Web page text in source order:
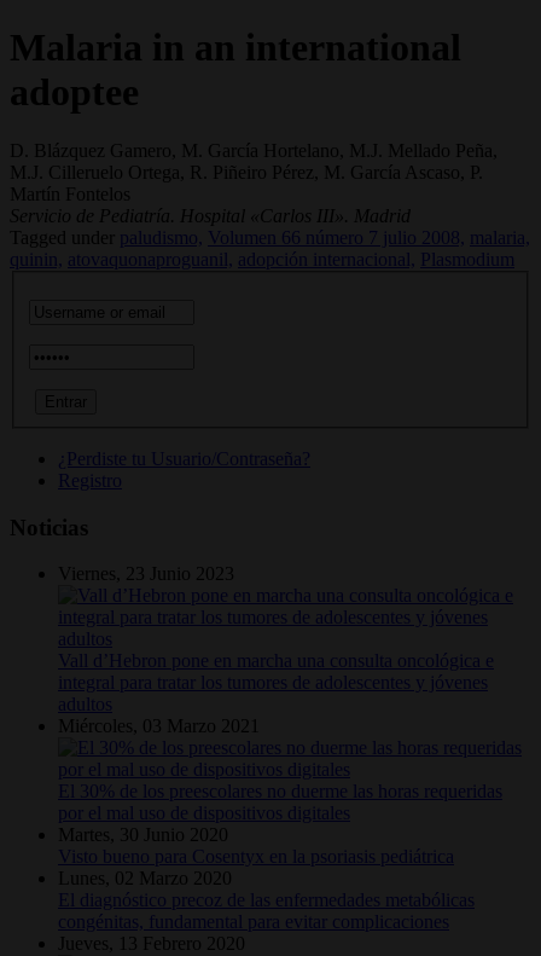
Malaria in an international
adoptee
D. Blázquez Gamero, M. García Hortelano, M.J. Mellado Peña,
M.J. Cilleruelo Ortega, R. Piñeiro Pérez, M. García Ascaso, P.
Martín Fontelos
Servicio de Pediatría. Hospital «Carlos III». Madrid
Tagged under
paludismo, Volumen 66 número 7 julio 2008,
malaria,
quinin,
atovaquonaproguanil, adopción internacional, Plasmodium
¿Perdiste tu Usuario/Contraseña?
Registro
Noticias
Viernes, 23 Junio 2023
Vall d’Hebron pone en marcha una consulta oncológica e
integral para tratar los tumores de adolescentes y jóvenes
adultos
Miércoles, 03 Marzo 2021
El 30% de los preescolares no duerme las horas requeridas
por el mal uso de dispositivos digitales
Martes, 30 Junio 2020
Visto bueno para Cosentyx en la psoriasis pediátrica
Lunes, 02 Marzo 2020
El diagnóstico precoz de las enfermedades metabólicas
congénitas, fundamental para evitar complicaciones
Jueves, 13 Febrero 2020